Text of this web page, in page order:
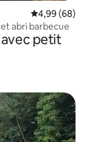
Évaluation
4,99 (68)
abri barbecue
petit